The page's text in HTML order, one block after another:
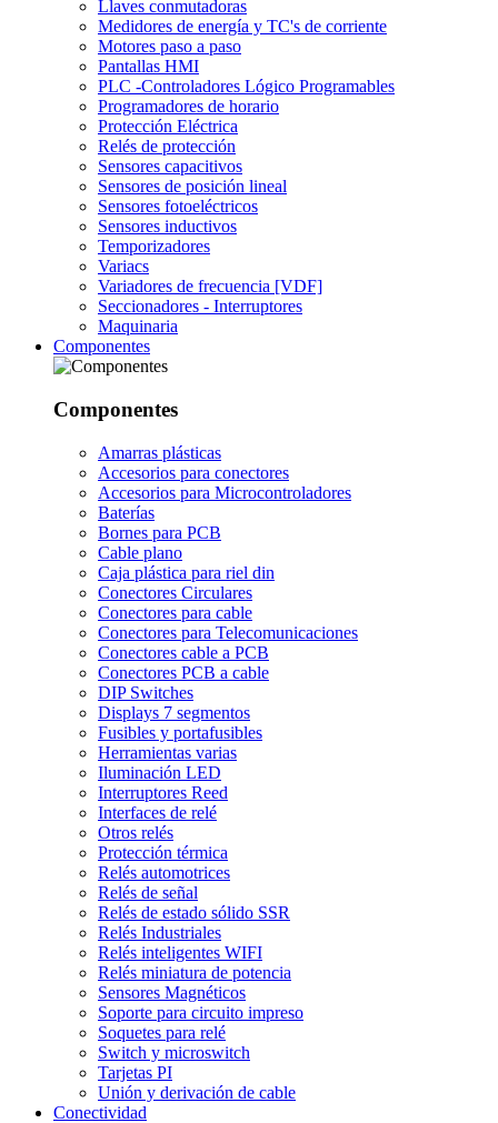
Llaves conmutadoras
Medidores de energía y TC's de corriente
Motores paso a paso
Pantallas HMI
PLC -Controladores Lógico Programables
Programadores de horario
Protección Eléctrica
Relés de protección
Sensores capacitivos
Sensores de posición lineal
Sensores fotoeléctricos
Sensores inductivos
Temporizadores
Variacs
Variadores de frecuencia [VDF]
Seccionadores - Interruptores
Maquinaria
Componentes
Componentes
Amarras plásticas
Accesorios para conectores
Accesorios para Microcontroladores
Baterías
Bornes para PCB
Cable plano
Caja plástica para riel din
Conectores Circulares
Conectores para cable
Conectores para Telecomunicaciones
Conectores cable a PCB
Conectores PCB a cable
DIP Switches
Displays 7 segmentos
Fusibles y portafusibles
Herramientas varias
Iluminación LED
Interruptores Reed
Interfaces de relé
Otros relés
Protección térmica
Relés automotrices
Relés de señal
Relés de estado sólido SSR
Relés Industriales
Relés inteligentes WIFI
Relés miniatura de potencia
Sensores Magnéticos
Soporte para circuito impreso
Soquetes para relé
Switch y microswitch
Tarjetas PI
Unión y derivación de cable
Conectividad